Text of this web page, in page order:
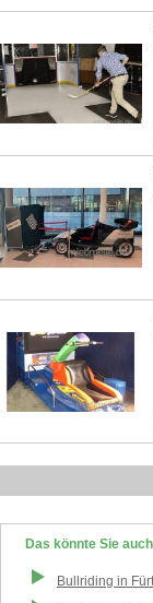
Das könnte Sie
Bullriding in